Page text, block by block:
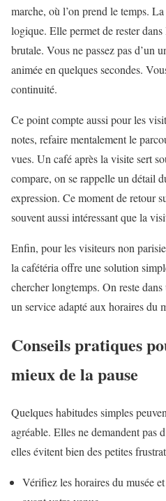
marche, où l’on prend le temps.
logique. Elle permet de rester
brutale. Vous ne passez pas d’un
animée en quelques secondes.
continuité.
Ce point compte aussi pour les
notes, refaire mentalement le
vues. Un café après la visite sert
compare, on se rappelle un détail
expression. Ce moment de retour
souvent aussi intéressant que la
Enfin, pour les visiteurs non
la cafétéria offre une solution
chercher longtemps. On reste
un service adapté aux horaires du
Conseils pratiques
mieux de la pause
Quelques habitudes simples
agréable. Elles ne demandent pas
elles évitent bien des petites
Vérifiez les horaires du musée